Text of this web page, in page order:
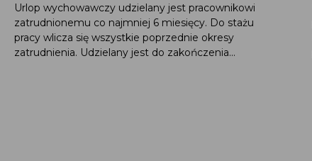
Urlop wychowawczy udzielany jest pracownikowi
zatrudnionemu co najmniej 6 miesięcy. Do stażu
pracy wlicza się wszystkie poprzednie okresy
zatrudnienia. Udzielany jest do zakończenia...